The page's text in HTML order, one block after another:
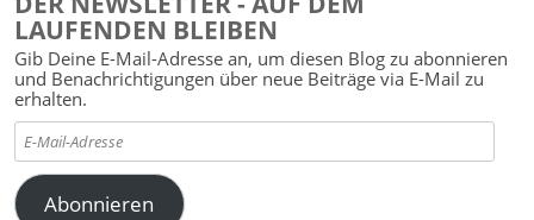
LAUFENDEN BLEIBEN
Gib Deine E-Mail-Adresse an, um diesen Blog zu abonnieren
und Benachrichtigungen über neue Beiträge via E-Mail zu
erhalten.
E-
Mail-
Adresse
Abonnieren